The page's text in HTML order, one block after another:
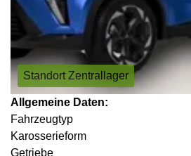
Standort Zentrallager
Allgemeine Daten:
Fahrzeugtyp
Karosserieform
Getriebe